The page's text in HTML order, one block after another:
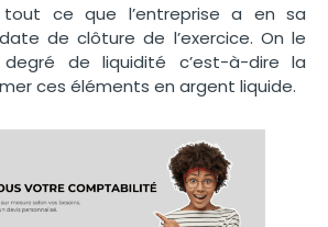
tout ce que l’entreprise a en sa
de clôture de l’exercice. On le
de liquidité c’est-à-dire la
ces éléments en argent liquide.